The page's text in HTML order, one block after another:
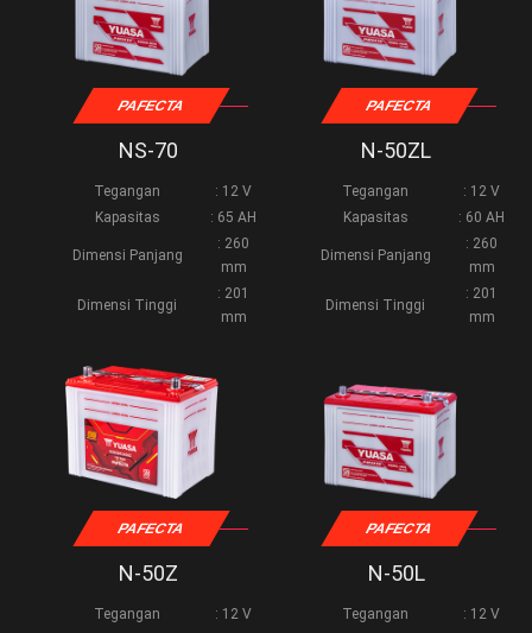
PAFECTA
NS-70
Tegangan
: 12 V
Kapasitas
: 65 AH
Dimensi Panjang
: 260
mm
Dimensi Tinggi
: 201
mm
PAFECTA
N-50ZL
Tegangan
: 12 V
Kapasitas
: 60 AH
Dimensi Panjang
: 260
mm
Dimensi Tinggi
: 201
mm
PAFECTA
N-50Z
Tegangan
: 12 V
PAFECTA
N-50L
Tegangan
: 12 V